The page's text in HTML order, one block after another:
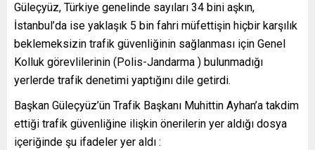
Güleçyüz, Türkiye genelinde sayıları 34 bini aşkın,
İstanbul’da ise yaklaşık 5 bin fahri müfettişin hiçbir karşılık
beklemeksizin trafik güvenliğinin sağlanması için Genel
Kolluk görevlilerinin (Polis-Jandarma ) bulunmadığı
yerlerde trafik denetimi yaptığını dile getirdi.
Başkan Güleçyüz’ün Trafik Başkanı Muhittin Ayhan’a takdim
ettiği trafik güvenliğine ilişkin önerilerin yer aldığı dosya
içeriğinde şu ifadeler yer aldı :